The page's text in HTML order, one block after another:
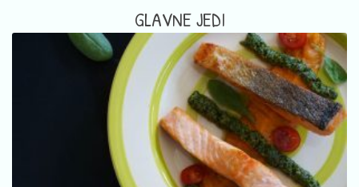
GLAVNE JEDI